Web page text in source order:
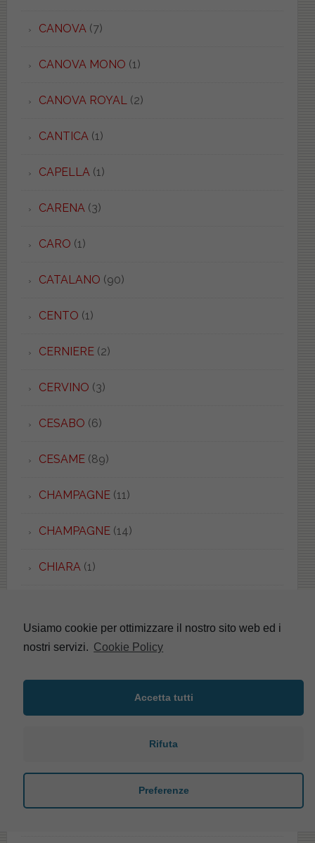
CANOVA (7)
CANOVA MONO (1)
CANOVA ROYAL (2)
CANTICA (1)
CAPELLA (1)
CARENA (3)
CARO (1)
CATALANO (90)
CENTO (1)
CERNIERE(2)
CERVINO (3)
CESABO (6)
CESAME(89)
CHAMPAGNE(11)
CHAMPAGNE(14)
CHIARA (1)
Usiamo cookie per ottimizzare il nostro sito web ed i
nostri servizi. Cookie Policy
Accetta tutti
Rifuta
Preferenze